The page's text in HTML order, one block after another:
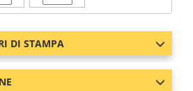
DI STAMPA